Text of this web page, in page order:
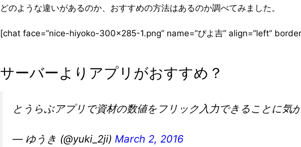
どのような違いがあるのか、おすすめの方法はあるのか調べてみました。
[chat face=”nice-hiyoko-300×285-1.png” name=”ぴよ吉” align=”left”
サーバーよりアプリがおすすめ？
とうらぶアプリで資材の数値をフリック入力できることに気
— ゆうき (@yuki_2ji) March 2, 2016